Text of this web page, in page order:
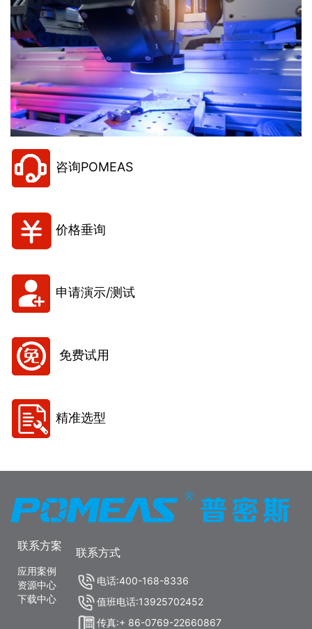
咨询POMEAS
价格垂询
申请演示/测试
免费试用
精准选型
联系方案
应用案例
资源中心
下载中心
联系方式
电话:400-168-8336
值班电话:13925702452
传真:+ 86-0769-22660867